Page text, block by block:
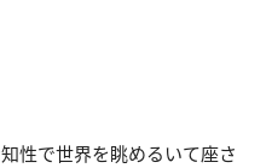
性で世界を眺めるいて座さ